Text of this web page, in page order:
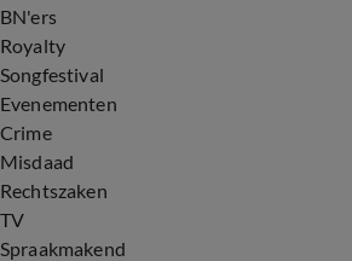
BN'ers
Royalty
Songfestival
Evenementen
Crime
Misdaad
Rechtszaken
TV
Spraakmakend